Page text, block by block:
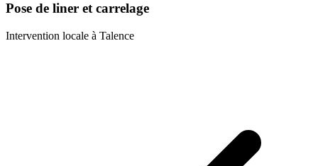
Pose de liner et carrelage
Intervention locale à Talence